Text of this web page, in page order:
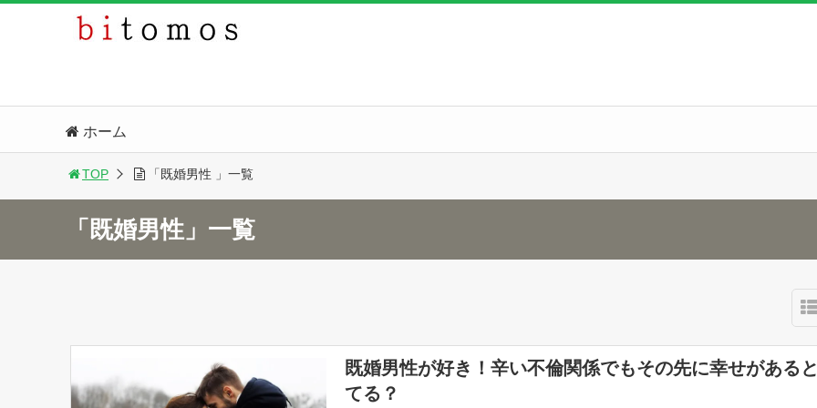
ホーム
TOP 「既婚男性 」一覧
「既婚男性」一覧
既婚男性が好き！辛い不倫関係でもその先に幸せがある
てる？